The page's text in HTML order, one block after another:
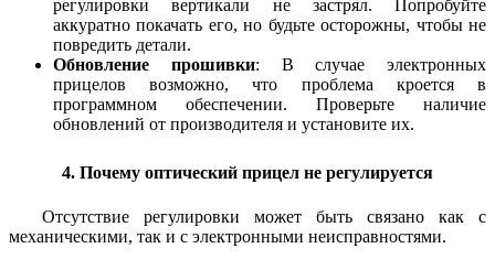
регулировки вертикали не застрял. Попробуйте
аккуратно покачать его, но будьте осторожны, чтобы не
повредить детали.
Обновление прошивки: В случае электронных
прицелов возможно, что проблема кроется в
программном обеспечении. Проверьте наличие
обновлений от производителя и установите их.
4. Почему оптический прицел не регулируется
Отсутствие регулировки может быть связано как с
механическими, так и с электронными неисправностями.